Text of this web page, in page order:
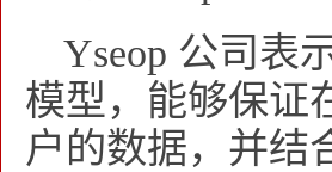
Yseop 公司表
模型，能够保证
户的数据，并结